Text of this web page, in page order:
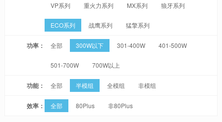
VP系列 重火力系列 MX系列 狼牙系列
ECO系列 战鹰系列 猛擎系列
功率： 全部 300W以下 301-400W 401-500W
501-700W 700W以上
功能： 全部 半模组 全模组 非模组
效率： 全部 80Plus 非80Plus